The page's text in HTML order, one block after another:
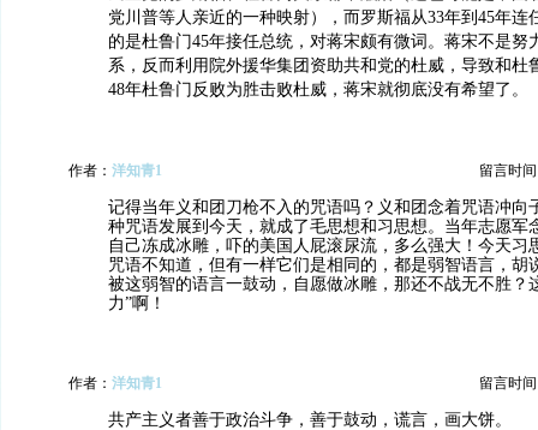
党川普等人亲近的一种映射），而罗斯福从33年到45年连
的是杜鲁门45年接任总统，对蒋宋颇有微词。蒋宋不是努
系，反而利用院外援华集团资助共和党的杜威，导致和杜
48年杜鲁门反败为胜击败杜威，蒋宋就彻底没有希望了。
作者： 洋知青1 留言时间
记得当年义和团刀枪不入的咒语吗？义和团念着咒语冲向
种咒语发展到今天，就成了毛思想和习思想。当年志愿军
自己冻成冰雕，吓的美国人屁滚尿流，多么强大！今天习
咒语不知道，但有一样它们是相同的，都是弱智语言，胡
被这弱智的语言一鼓动，自愿做冰雕，那还不战无不胜？
力”啊！
作者： 洋知青1 留言时间
共产主义者善于政治斗争，善于鼓动，谎言，画大饼。